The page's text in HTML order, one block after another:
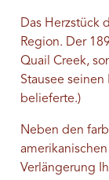
Das Herzstück
Region. Der
Quail Creek,
Stausee
belieferte.)
Neben den
Verlängerung